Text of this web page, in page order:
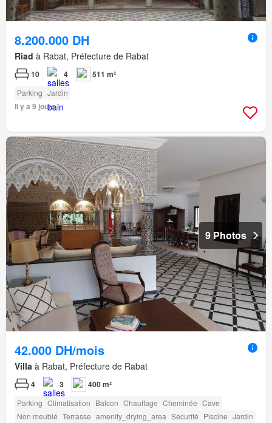
8.200.000 DH
Riad à Rabat, Préfecture de Rabat
10 4 511 m²
Parking Jardin
Il y a 9 jours
9 Photos
42.000 DH/mois
Villa à Rabat, Préfecture de Rabat
4 3 400 m²
Parking Climatisation Balcon Chauffage Cheminée Cave
Non meublé Terrasse amenity_drying_area Sécurité Piscine Jardin